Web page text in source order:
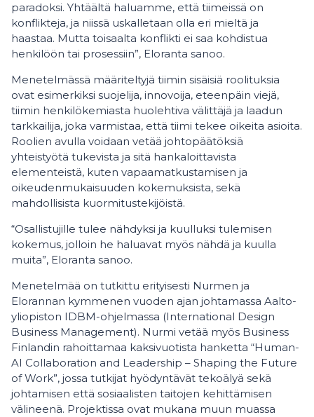
paradoksi. Yhtäältä haluamme, että tiimeissä on
konflikteja, ja niissä uskalletaan olla eri mieltä ja
haastaa. Mutta toisaalta konflikti ei saa kohdistua
henkilöön tai prosessiin”, Eloranta sanoo.
Menetelmässä määriteltyjä tiimin sisäisiä roolituksia
ovat esimerkiksi suojelija, innovoija, eteenpäin viejä,
tiimin henkilökemiasta huolehtiva välittäjä ja laadun
tarkkailija, joka varmistaa, että tiimi tekee oikeita asioita.
Roolien avulla voidaan vetää johtopäätöksiä
yhteistyötä tukevista ja sitä hankaloittavista
elementeistä, kuten vapaamatkustamisen ja
oikeudenmukaisuuden kokemuksista, sekä
mahdollisista kuormitustekijöistä.
“Osallistujille tulee nähdyksi ja kuulluksi tulemisen
kokemus, jolloin he haluavat myös nähdä ja kuulla
muita”, Eloranta sanoo.
Menetelmää on tutkittu erityisesti Nurmen ja
Elorannan kymmenen vuoden ajan johtamassa Aalto-
yliopiston IDBM-ohjelmassa (International Design
Business Management). Nurmi vetää myös Business
Finlandin rahoittamaa kaksivuotista hanketta “Human-
AI Collaboration and Leadership – Shaping the Future
of Work”, jossa tutkijat hyödyntävät tekoälyä sekä
johtamisen että sosiaalisten taitojen kehittämisen
välineenä. Projektissa ovat mukana muun muassa